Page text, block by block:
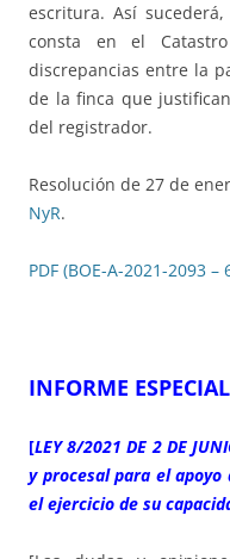
escritura. Así
consta en el
discrepancias entre la
de la finca que
del registrador.
Resolución de 27 de
NyR.
PDF (BOE-A-2021-2093 –
INFORME ESPECIAL
[LEY 8/2021 DE 2 DE
y procesal para el apoyo
el ejercicio de su